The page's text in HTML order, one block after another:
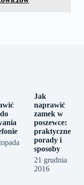
Jak
naprawić
zamek w
poszewce:
praktyczne
porady i
sposoby
21 grudnia
2016